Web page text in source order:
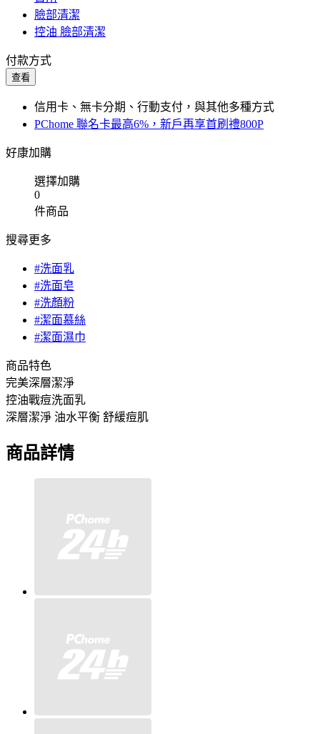
臉部清潔
控油 臉部清潔
付款方式
查看
信用卡、無卡分期、行動支付，與其他多種方式
PChome 聯名卡最高6%，新戶再享首刷禮800P
好康加購
選擇加購
0
件商品
搜尋更多
#洗面乳
#洗面皂
#洗顏粉
#潔面慕絲
#潔面濕巾
商品特色
完美深層潔淨
控油戰痘洗面乳
深層潔淨 油水平衡 舒緩痘肌
商品詳情